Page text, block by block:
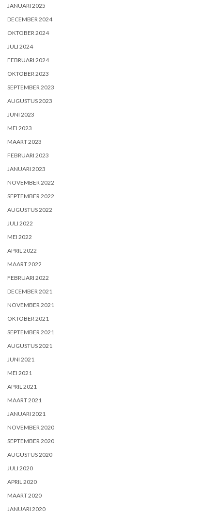
JANUARI 2025
DECEMBER 2024
OKTOBER 2024
JULI 2024
FEBRUARI 2024
OKTOBER 2023
SEPTEMBER 2023
AUGUSTUS 2023
JUNI 2023
MEI 2023
MAART 2023
FEBRUARI 2023
JANUARI 2023
NOVEMBER 2022
SEPTEMBER 2022
AUGUSTUS 2022
JULI 2022
MEI 2022
APRIL 2022
MAART 2022
FEBRUARI 2022
DECEMBER 2021
NOVEMBER 2021
OKTOBER 2021
SEPTEMBER 2021
AUGUSTUS 2021
JUNI 2021
MEI 2021
APRIL 2021
MAART 2021
JANUARI 2021
NOVEMBER 2020
SEPTEMBER 2020
AUGUSTUS 2020
JULI 2020
APRIL 2020
MAART 2020
JANUARI 2020